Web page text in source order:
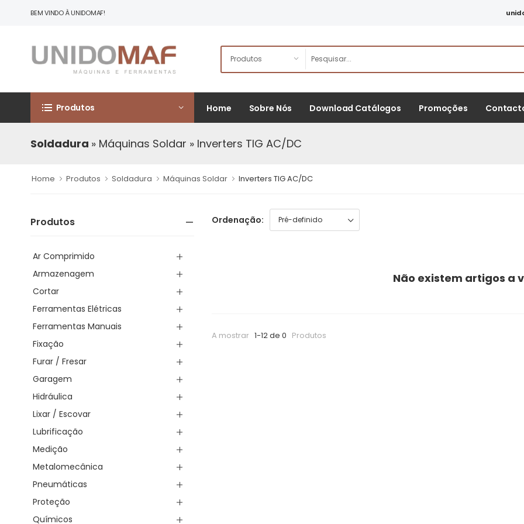
BEM VINDO À UNIDOMAF!
Produtos Home Sobre Nós Download Catálogos Promoções
Soldadura » Máquinas Soldar » Inverters TIG AC/DC
Home Produtos Soldadura Máquinas Soldar Inverters TIG AC/DC
Produtos
Ar Comprimido
Armazenagem
Cortar
Ferramentas Elétricas
Ferramentas Manuais
Fixação
Furar / Fresar
Garagem
Hidráulica
Lixar / Escovar
Lubrificação
Medição
Metalomecânica
Pneumáticas
Proteção
Químicos
Ordenação:
Não existem artigos a
A mostrar 1-12 de 0 Produtos